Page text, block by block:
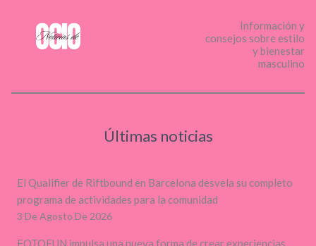
Información y
consejos sobre estilo
y bienestar
masculino
Últimas noticias
El Qualifier de Riftbound en Barcelona desvela su completo
programa de actividades para la comunidad
3 De Agosto De 2026
FOTOFUN impulsa una nueva forma de crear experiencias